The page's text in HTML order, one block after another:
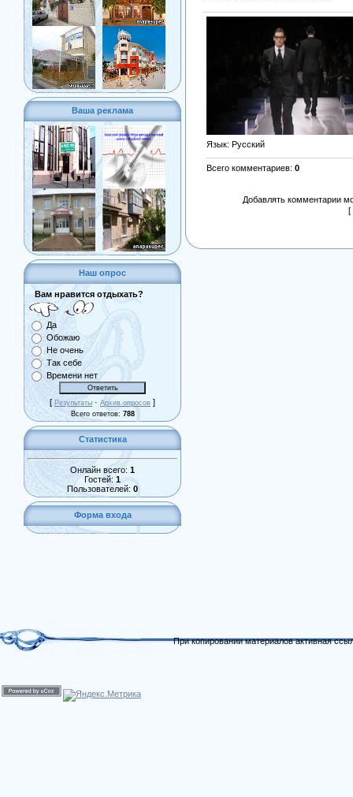
Ваша реклама
Наш опрос
Вам нравится отдыхать?
Да
Обожаю
Не очень
Так себе
Времени нет
[ Результаты · Архив опросов ]
Всего ответов: 788
Статистика
Онлайн всего: 1
Гостей: 1
Пользователей: 0
Форма входа
Язык: Русский
Всего комментариев: 0
Добавлять комментарии
[
При копировании материалов активная